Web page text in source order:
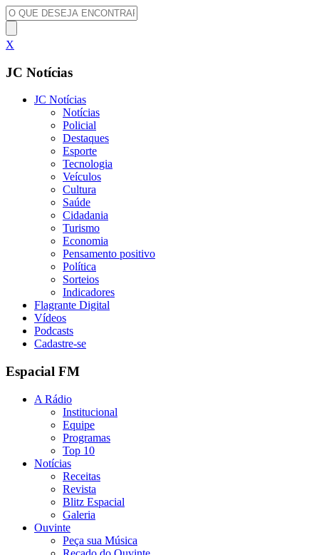
X
JC Notícias
JC Notícias
Notícias
Policial
Destaques
Esporte
Tecnologia
Veículos
Cultura
Saúde
Cidadania
Turismo
Economia
Pensamento positivo
Política
Sorteios
Indicadores
Flagrante Digital
Vídeos
Podcasts
Cadastre-se
Espacial FM
A Rádio
Institucional
Equipe
Programas
Top 10
Notícias
Receitas
Revista
Blitz Espacial
Galeria
Ouvinte
Peça sua Música